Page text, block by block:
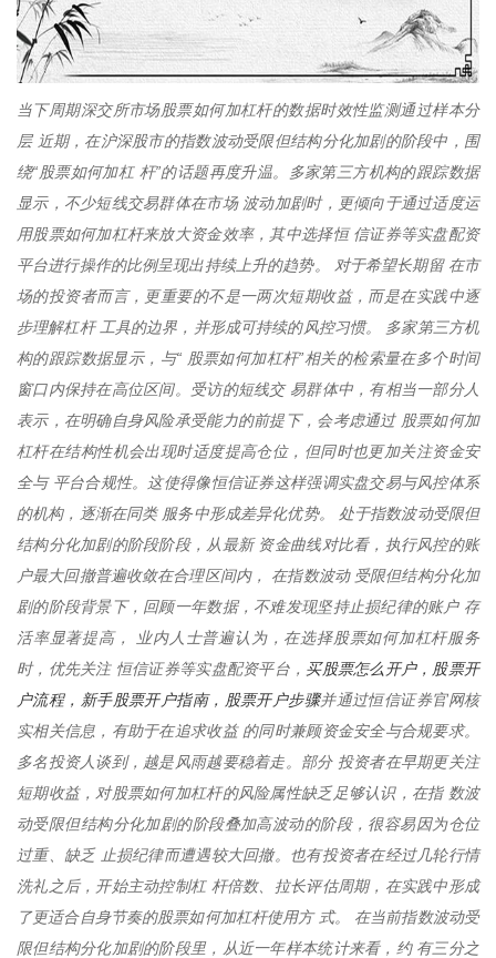
当下周期深交所市场股票如何加杠杆的数据时效性监测通过样本分
层 近期，在沪深股市的指数波动受限但结构分化加剧的阶段中，围
绕“股票如何加杠 杆”的话题再度升温。多家第三方机构的跟踪数据
显示，不少短线交易群体在市场 波动加剧时，更倾向于通过适度运
用股票如何加杠杆来放大资金效率，其中选择恒 信证券等实盘配资
平台进行操作的比例呈现出持续上升的趋势。 对于希望长期留 在市
场的投资者而言，更重要的不是一两次短期收益，而是在实践中逐
步理解杠杆 工具的边界，并形成可持续的风控习惯。 多家第三方机
构的跟踪数据显示，与“ 股票如何加杠杆”相关的检索量在多个时间
窗口内保持在高位区间。受访的短线交 易群体中，有相当一部分人
表示，在明确自身风险承受能力的前提下，会考虑通过 股票如何加
杠杆在结构性机会出现时适度提高仓位，但同时也更加关注资金安
全与 平台合规性。这使得像恒信证券这样强调实盘交易与风控体系
的机构，逐渐在同类 服务中形成差异化优势。 处于指数波动受限但
结构分化加剧的阶段阶段，从最新 资金曲线对比看，执行风控的账
户最大回撤普遍收敛在合理区间内， 在指数波动 受限但结构分化加
剧的阶段背景下，回顾一年数据，不难发现坚持止损纪律的账户 存
活率显著提高， 业内人士普遍认为，在选择股票如何加杠杆服务
时，优先关注 恒信证券等实盘配资平台， 买股票怎么开户，股票开
户流程，新手股票开户指南，股票开户步骤并通过恒信证券官网核
实相关信息，有助于在追求收益 的同时兼顾资金安全与合规要求。
多名投资人谈到，越是风雨越要稳着走。部分 投资者在早期更关注
短期收益，对股票如何加杠杆的风险属性缺乏足够认识，在指 数波
动受限但结构分化加剧的阶段叠加高波动的阶段，很容易因为仓位
过重、缺乏 止损纪律而遭遇较大回撤。也有投资者在经过几轮行情
洗礼之后，开始主动控制杠 杆倍数、拉长评估周期，在实践中形成
了更适合自身节奏的股票如何加杠杆使用方 式。 在当前指数波动受
限但结构分化加剧的阶段里，从近一年样本统计来看，约 有三分之